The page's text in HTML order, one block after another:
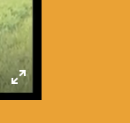
Toggle
Fullscreen